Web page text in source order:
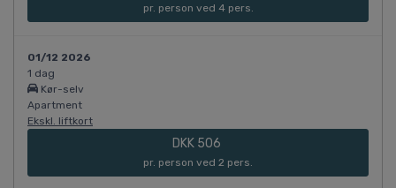
pr. person ved 4 pers.
01/12 2026
1 dag
Kør-selv
Apartment
Ekskl. liftkort
DKK 506
pr. person ved 2 pers.